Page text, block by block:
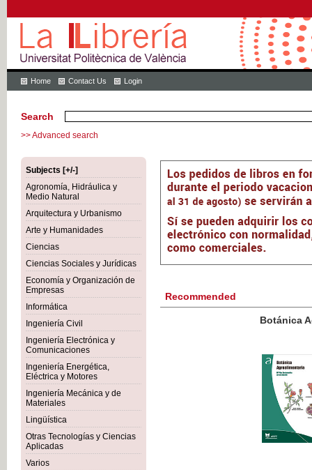
Home Contact Us Login
Search
>> Advanced search
Subjects [+/-]
Agronomía, Hidráulica y
Medio Natural
Arquitectura y Urbanismo
Arte y Humanidades
Ciencias
Ciencias Sociales y Jurídicas
Economía y Organización de
Empresas
Informática
Ingeniería Civil
Ingeniería Electrónica y
Comunicaciones
Ingeniería Energética,
Eléctrica y Motores
Ingeniería Mecánica y de
Materiales
Lingüística
Otras Tecnologías y Ciencias
Aplicadas
Varios
Recommended
Botánica Agroalimentaria
VAT